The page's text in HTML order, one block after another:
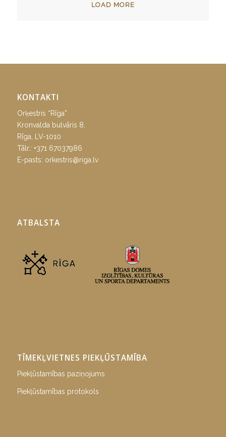
LOAD MORE
KONTAKTI
Orķestris “Rīga”
Kronvalda bulvāris 8,
Rīga, LV-1010
Tālr.: +371 67037986
E-pasts: orkestris@riga.lv
ATBALSTA
TĪMEKĻVIETNES PIEKĻŪSTAMĪBA
Piekļūstamības paziņojums
Piekļūstamības protokols